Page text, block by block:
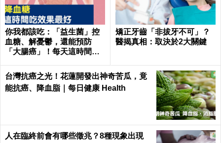
你我都該吃：「益生菌」控
血糖、解憂鬱，還能預防
「大腸癌」！每天這時間吃
矯正牙齒「非拔牙不可」？
醫揭真相：取決於2大關鍵
台灣抗癌之光！花蓮開發出神奇苦瓜，竟
能抗癌、降血脂｜每日健康 Health
人在臨終前會有哪些徵兆？8種現象出現